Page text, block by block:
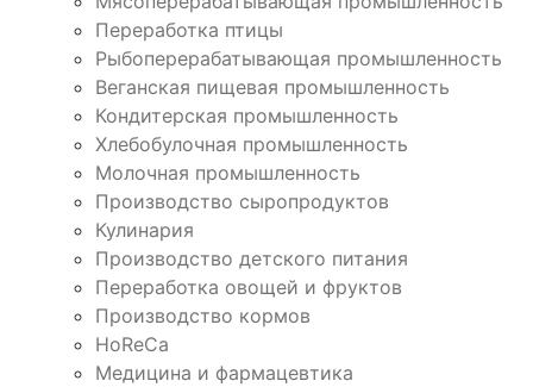
Переработка птицы
Рыбоперерабатывающая промышленность
Веганская пищевая промышленность
Кондитерская промышленность
Хлебобулочная промышленность
Молочная промышленность
Производство сыропродуктов
Кулинария
Производство детского питания
Переработка овощей и фруктов
Производство кормов
HoReCa
Медицина и фармацевтика